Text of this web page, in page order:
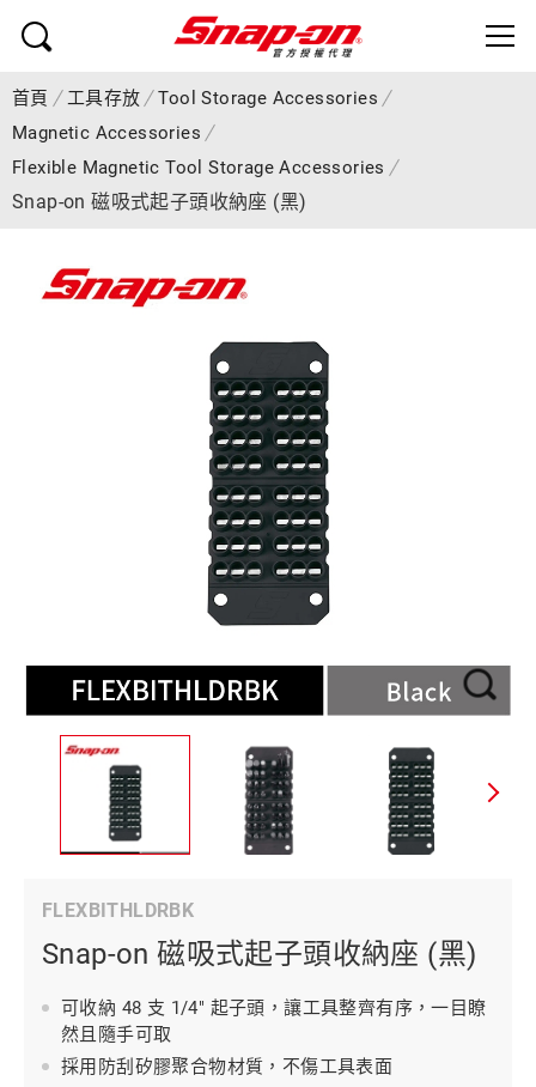
首頁 工具存放
Tool Storage Accessories
Magnetic Accessories
Flexible Magnetic Tool Storage Accessories
Snap-on 磁吸式起子頭收納座 (黑)
FLEXBITHLDRBK
Snap-on 磁吸式起子頭收納座 (黑)
可收納 48 支 1/4" 起子頭，讓工具整齊有序，一目瞭
然且隨手可取
採用防刮矽膠聚合物材質，不傷工具表面